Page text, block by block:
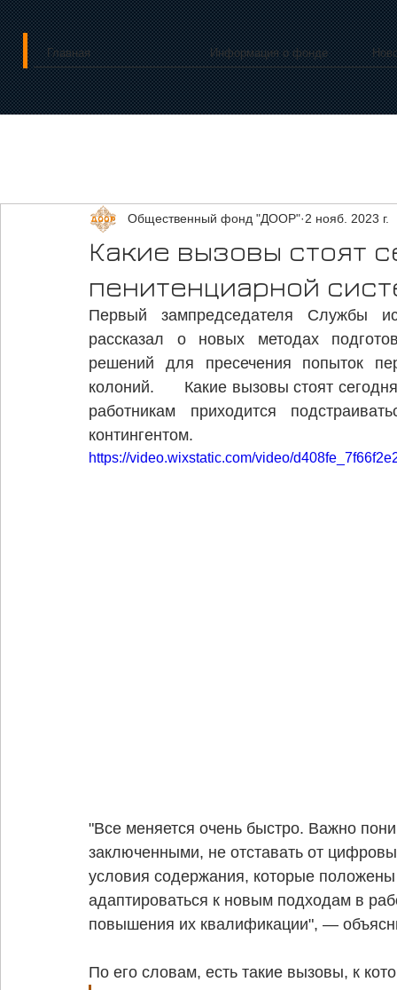
Главная Информация о фонде
Какие вызовы стоят
пенитенциарной
Общественный фонд "ДООР" 2 нояб. 2023 г.
Первый зампредседателя Службы
рассказал о новых методах
решений для пресечения попыток
колоний.      Какие вызовы стоят
работникам приходится
контингентом.
https://video.wixstatic.com/video/
"Все меняется очень быстро. Важно
заключенными, не отставать от
условия содержания, которые
адаптироваться к новым подходам в
повышения их квалификации", —
По его словам, есть такие вызовы, к